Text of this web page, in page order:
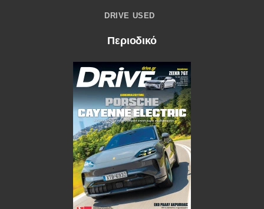
DRIVE USED
Περιοδικό